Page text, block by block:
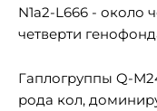
N1а2-L666 - около
четверти
Гаплогруппы Q-
рода кол,